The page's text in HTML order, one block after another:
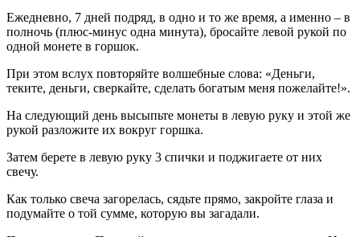
Ежедневно, 7 дней подряд, в одно и то же время, а именно – в
полночь (плюс-минус одна минута), бросайте левой рукой по
одной монете в горшок.
При этом вслух повторяйте волшебные слова: «Деньги,
теките, деньги, сверкайте, сделать богатым меня пожелайте!».
На следующий день высыпьте монеты в левую руку и этой же
рукой разложите их вокруг горшка.
Затем берете в левую руку 3 спички и поджигаете от них
свечу.
Как только свеча загорелась, сядьте прямо, закройте глаза и
подумайте о той сумме, которую вы загадали.